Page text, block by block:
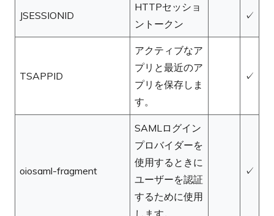
JSESSIONID
HTTPセッショ
ントークン
✓
TSAPPID
アクティブなア
プリと最近のア
プリを保存しま
す。
✓
oiosaml-fragment
SAMLログイン
プロバイダーを
使用するときに
ユーザーを認証
するために使用
します。
✓